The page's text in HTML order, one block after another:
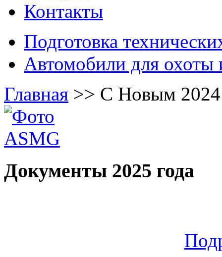
Контакты
Подготовка
Автомобили для охоты
Главная >> С Новым
Документы 2025 года